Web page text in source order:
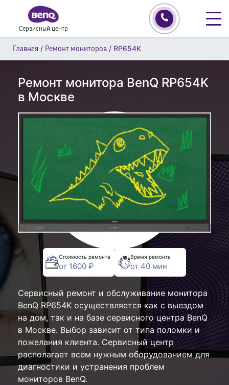
Сервисный центр
Главная / Ремонт мониторов / RP654K
Ремонт монитора BenQ RP654K
в Москве
Стоимость ремонта
от 1600 ₽
Время ремонта
от 40 мин
Сервисный ремонт и обслуживание монитора
BenQ RP654K осуществляется как с выездом
на дом, так и на базе сервисного центра BenQ
в Москве. Выбор зависит от типа поломки и
пожелания клиента. Сервисный центр
располагает всем нужным оборудованием для
диагностики и устранения проблем
мониторов BenQ.